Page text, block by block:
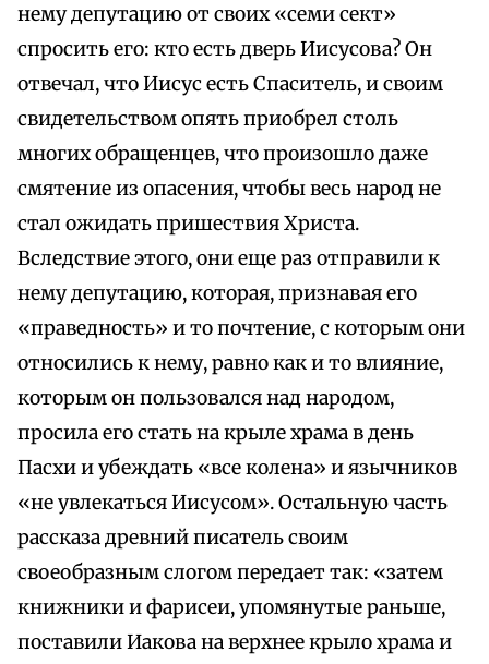
нему депутацию от своих «семи сект»
спросить его: кто есть дверь Иисусова? Он
отвечал, что Иисус есть Спаситель, и своим
свидетельством опять приобрел столь
многих обращенцев, что произошло даже
смятение из опасения, чтобы весь народ не
стал ожидать пришествия Христа.
Вследствие этого, они еще раз отправили к
нему депутацию, которая, признавая его
«праведность» и то почтение, с которым они
относились к нему, равно как и то влияние,
которым он пользовался над народом,
просила его стать на крыле храма в день
Пасхи и убеждать «все колена» и язычников
«не увлекаться Иисусом». Остальную часть
рассказа древний писатель своим
своеобразным слогом передает так: «затем
книжники и фарисеи, упомянутые раньше,
поставили Иакова на верхнее крыло храма и